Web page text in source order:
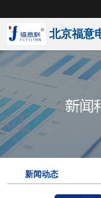
北京福意
新闻动态
手术室恒温箱
医用液体加温柜
医用加温箱
医用冷藏柜
样本灭活仪